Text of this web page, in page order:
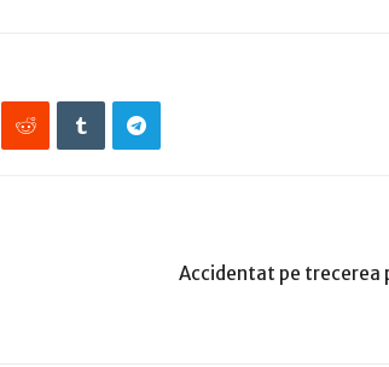
Accidentat pe trecerea